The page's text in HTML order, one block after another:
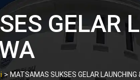
GELAR
> MATSAMAS SUKSES GELAR LAUNCHING